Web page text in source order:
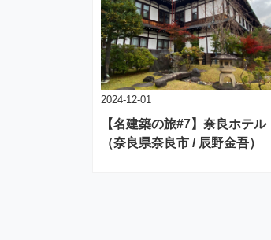
2024-12-01
【名建築の旅#7】奈良ホテル
（奈良県奈良市 / 辰野金吾）